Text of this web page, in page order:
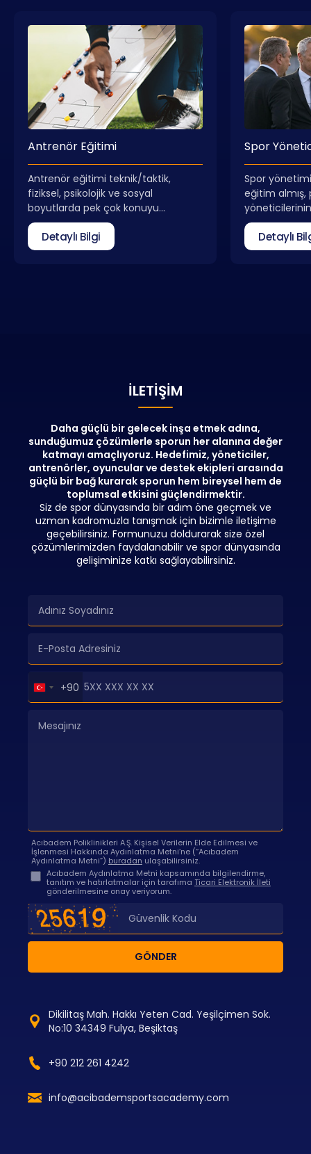
Antrenör Eğitimi
Antrenör eğitimi teknik/taktik,
fiziksel, psikolojik ve sosyal
boyutlarda pek çok konuyu
içermektedir. Antrenör eğitimi lisans
almakla birlikte sona eren bir süreç
olmayıp antrenörlerin kendilerini
Detaylı Bilgi
Spor
Spor
eğitim
kulüplerde
yönetici
günümüz
edeceklerdir.
Detaylı
İLETIŞIM
Daha güçlü bir gelecek inşa etmek adına,
sunduğumuz çözümlerle sporun her alanına değer
katmayı amaçlıyoruz. Hedefimiz, yöneticiler,
antrenörler, oyuncular ve destek ekipleri arasında
güçlü bir bağ kurarak sporun hem bireysel hem de
toplumsal etkisini güçlendirmektir.
Siz de spor dünyasında bir adım öne geçmek ve
uzman kadromuzla tanışmak için bizimle iletişime
geçebilirsiniz. Formunuzu doldurarak size özel
çözümlerimizden faydalanabilir ve spor dünyasında
gelişiminize katkı sağlayabilirsiniz.
Turkey
+90
+90
Acıbadem Poliklinikleri A.Ş. Kişisel Verilerin Elde Edilmesi ve
İşlenmesi Hakkında Aydınlatma Metni’ne (“Acıbadem
Aydınlatma Metni”) buradan ulaşabilirsiniz.
Acıbadem Aydınlatma Metni kapsamında bilgilendirme,
tanıtım ve hatırlatmalar için tarafıma Ticari Elektronik İleti
gönderilmesine onay veriyorum.
GÖNDER
Dikilitaş Mah. Hakkı Yeten Cad. Yeşilçimen Sok.
No:10 34349 Fulya, Beşiktaş
+90 212 261 4242
info@acibademsportsacademy.com